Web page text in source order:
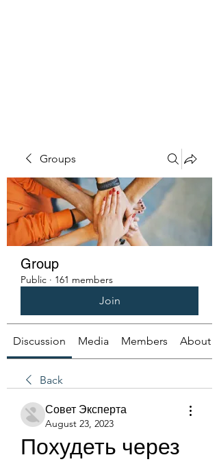
Groups
Group
Public · 161 members
Join
Discussion Media Members About
Back
Совет Эксперта
August 23, 2023
Похудеть через